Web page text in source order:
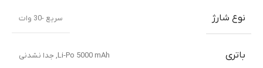
نوع شارژ سریع -30 وات
باتری Li-Po 5000 mAh, جدا نشدنی